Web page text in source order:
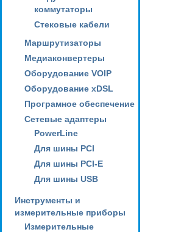
коммутаторы
Стековые кабели
Маршрутизаторы
Медиаконвертеры
Оборудование VOIP
Оборудование xDSL
Програмное обеспечение
Сетевые адаптеры
PowerLine
Для шины PCI
Для шины PCI-E
Для шины USB
Инструменты и
измерительные приборы
Измерительные